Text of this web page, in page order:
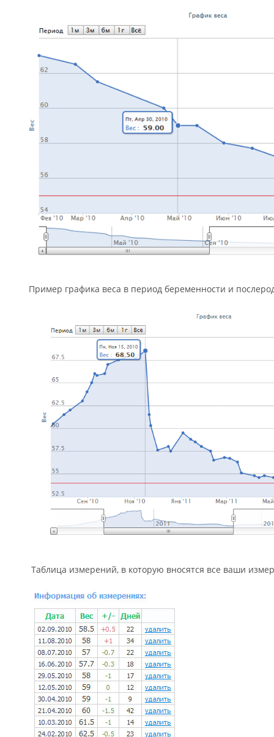
Пример графика веса в период беременности и
Таблица измерений, в которую вносятся все ваши